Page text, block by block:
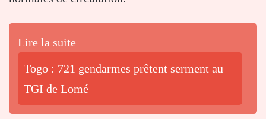
Lire la suite
Togo : 721 gendarmes prêtent serment au
TGI de Lomé